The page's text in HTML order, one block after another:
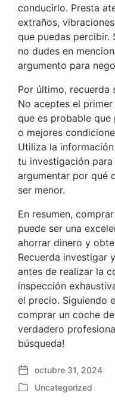
conducirlo. Presta
extraños,
que puedas percibir.
no dudes en
argumento para
Por último, recuerda
No aceptes el
que es probable que
o mejores
Utiliza la
tu investigación
argumentar por qué
ser menor.
En resumen,
puede ser una
ahorrar dinero y
Recuerda investigar
antes de realizar la
inspección
el precio. Siguiendo
comprar un coche
verdadero
búsqueda!
F
e
octubre 31, 2024
P
Uncategorized